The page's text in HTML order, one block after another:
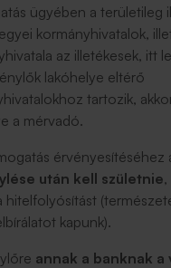
ügyében a területileg
kormányhivatalok,
az illetékesek, itt
lakóhelye eltérő
tartozik,
a mérvadó.
érvényesítéséhez
után kell születnie
hitelfolyósítást
kapunk).
annak a banknak a